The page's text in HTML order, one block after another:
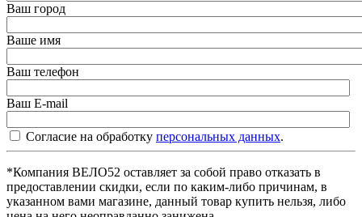
Ваш город
Ваше имя
Ваш телефон
Ваш E-mail
Согласие на обработку персональных данных.
*Компания ВЕЛО52 оставляет за собой право отказать в
предоставлении скидки, если по каким-либо причинам, в
указанном вами магазине, данный товар купить нельзя, либо